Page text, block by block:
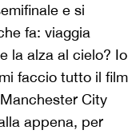
e si
fa: viaggia
la alza al cielo? Io
faccio tutto il film
City
appena, per